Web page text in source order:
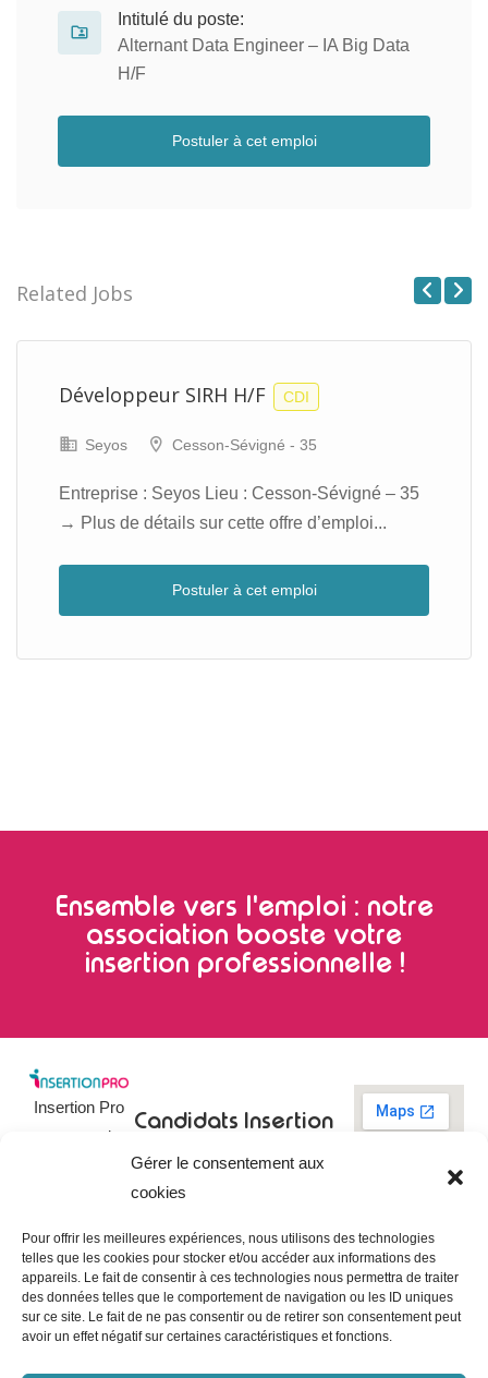
Gérer le consentement aux
cookies
Pour offrir les meilleures expériences, nous utilisons des technologies
telles que les cookies pour stocker et/ou accéder aux informations des
appareils. Le fait de consentir à ces technologies nous permettra de traiter
des données telles que le comportement de navigation ou les ID uniques
sur ce site. Le fait de ne pas consentir ou de retirer son consentement peut
avoir un effet négatif sur certaines caractéristiques et fonctions.
Intitulé du poste:
Alternant Data Engineer – IA Big Data
H/F
Postuler à cet emploi
Related Jobs
Développeur SIRH H/F CDI
Seyos Cesson-Sévigné - 35
Entreprise : Seyos Lieu : Cesson-Sévigné – 35
→ Plus de détails sur cette offre d’emploi...
Postuler à cet emploi
Ensemble vers l'emploi : notre
association booste votre
insertion professionnelle !
Insertion Pro
est une action
pour
l’Insertion
Professionnelle ,
dédiée à
l’insertion et
Candidats
emploi
Tableau de
bord du
candidat
Entreprises
Poster une
Insertion
09 73 03 78
Contact
CGU
Mentions
légales